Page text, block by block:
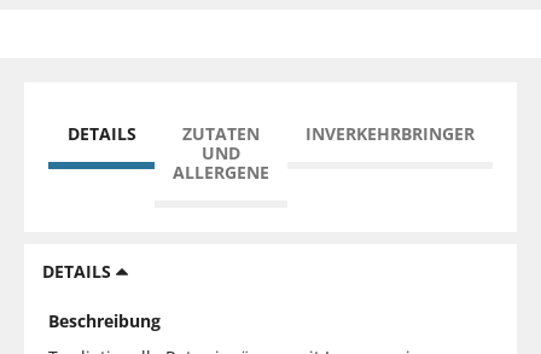
DETAILS
ZUTATEN
UND
ALLERGENE
INVERKEHRBRINGER
DETAILS
Beschreibung